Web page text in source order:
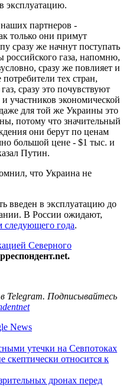
эксплуатацию.
наших партнеров -
только они примут
сразу же начнут поступать
газа, напомню,
сразу же повлияет и
тех стран,
сразу это почувствуют
участников экономической
для той же Украины это
потому что значительный
они берут по ценам
большой цене - $1 тыс. и
Путин.
что Украина не
введен в эксплуатацию до
В России ожидают,
следующего года.
Северного
в Telegram. Подписывайтесь
News
утечки на Севпотоках
скептически относится к
дронах перед